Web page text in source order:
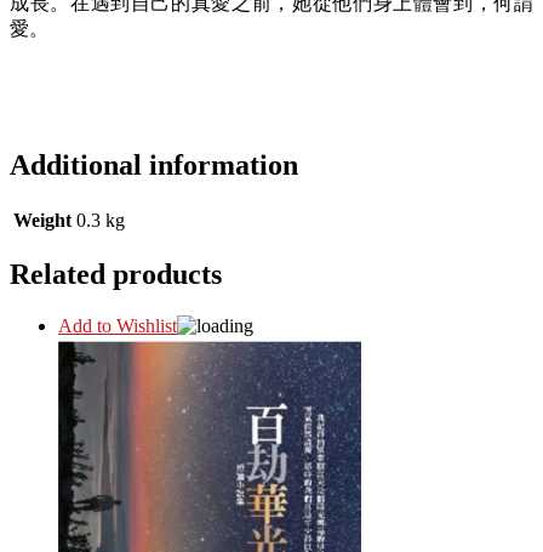
愛。
Additional information
Weight 0.3 kg
Related products
Add to Wishlist